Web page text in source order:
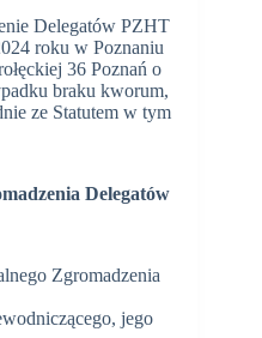
Delegatów PZHT
roku w Poznaniu
36 Poznań o
braku kworum,
ze Statutem w tym
Delegatów
Zgromadzenia
jego